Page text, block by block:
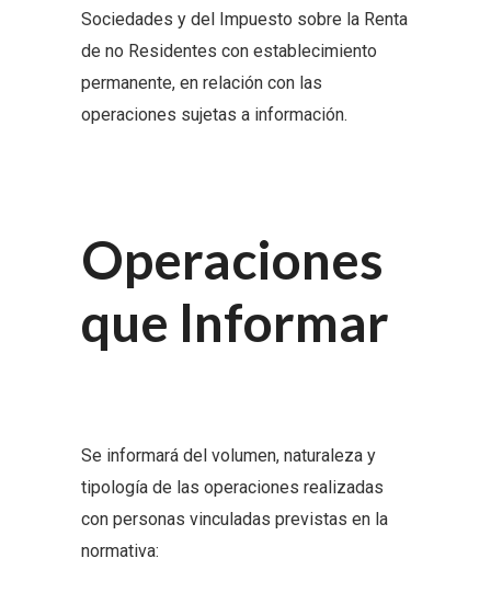
Sociedades y del Impuesto sobre la Renta
de no Residentes con establecimiento
permanente, en relación con las
operaciones sujetas a información.
Operaciones
que Informar
Se informará del volumen, naturaleza y
tipología de las operaciones realizadas
con personas vinculadas previstas en la
normativa: